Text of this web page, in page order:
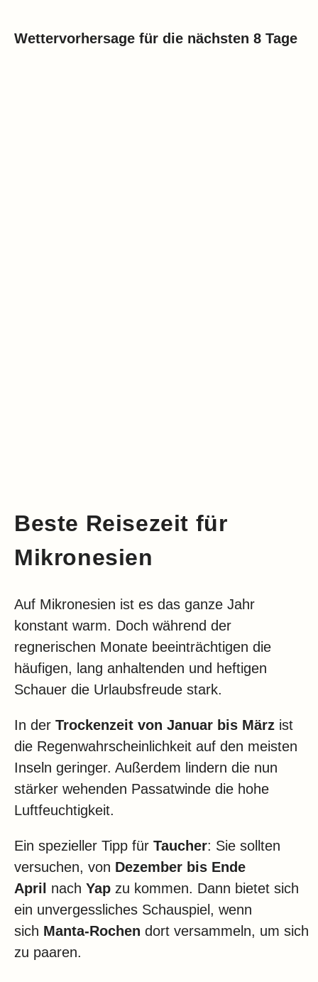
Wettervorhersage für die nächsten 8 Tage
Beste Reisezeit für
Mikronesien
Auf Mikronesien ist es das ganze Jahr
konstant warm. Doch während der
regnerischen Monate beeinträchtigen die
häufigen, lang anhaltenden und heftigen
Schauer die Urlaubsfreude stark.
In der Trockenzeit von Januar bis März ist
die Regenwahrscheinlichkeit auf den meisten
Inseln geringer. Außerdem lindern die nun
stärker wehenden Passatwinde die hohe
Luftfeuchtigkeit.
Ein spezieller Tipp für Taucher: Sie sollten
versuchen, von Dezember bis Ende
April
nach Yap zu kommen. Dann bietet sich
ein unvergessliches Schauspiel, wenn
sich Manta-Rochen dort versammeln, um sich
zu paaren.